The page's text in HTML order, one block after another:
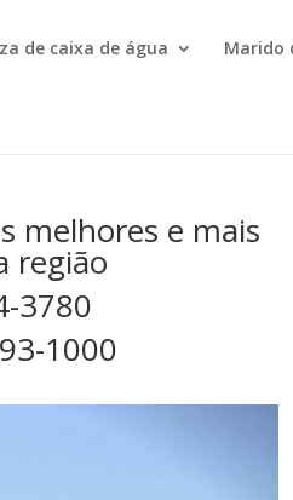
de caixa de água Marido
melhores e mais
região
3780
1000